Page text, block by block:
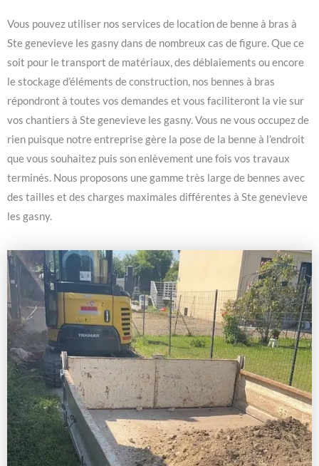
Vous pouvez utiliser nos services de location de benne à bras à
Ste genevieve les gasny dans de nombreux cas de figure. Que ce
soit pour le transport de matériaux, des déblaiements ou encore
le stockage d’éléments de construction, nos bennes à bras
répondront à toutes vos demandes et vous faciliteront la vie sur
vos chantiers à Ste genevieve les gasny. Vous ne vous occupez de
rien puisque notre entreprise gère la pose de la benne à l’endroit
que vous souhaitez puis son enlèvement une fois vos travaux
terminés. Nous proposons une gamme très large de bennes avec
des tailles et des charges maximales différentes à Ste genevieve
les gasny.